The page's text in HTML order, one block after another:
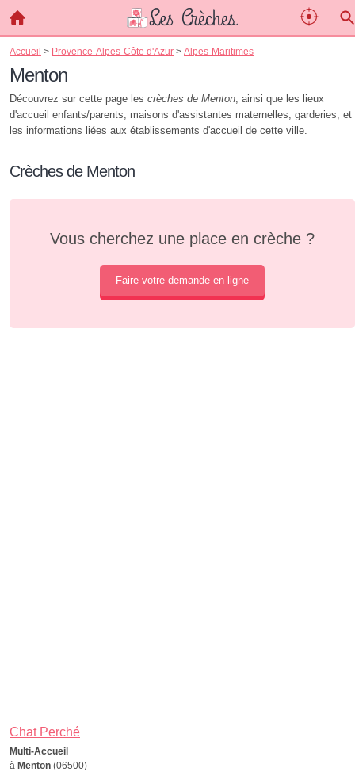
Accueil > Provence-Alpes-Côte d'Azur > Alpes-Maritimes
Menton
Découvrez sur cette page les crèches de Menton, ainsi que les lieux
d'accueil enfants/parents, maisons d'assistantes maternelles, garderies, et
les informations liées aux établissements d'accueil de cette ville.
Crèches de Menton
Vous cherchez une place en crèche ?
Faire votre demande en ligne
Chat Perché
Multi-Accueil
à Menton (06500)